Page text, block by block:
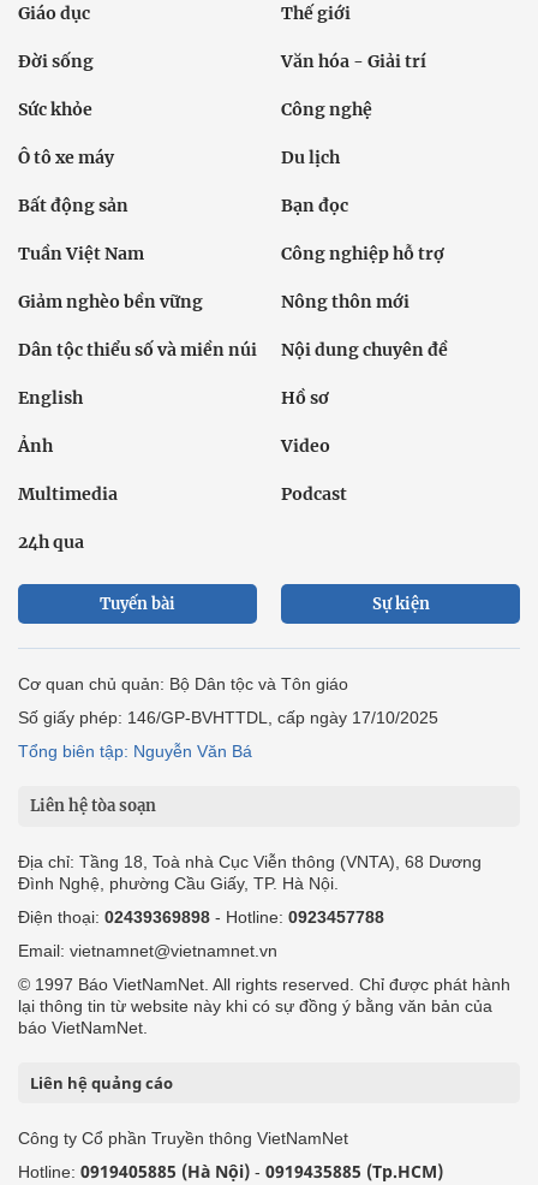
Giáo dục Thế giới
Đời sống Văn hóa - Giải trí
Sức khỏe Công nghệ
Ô tô xe máy Du lịch
Bất động sản Bạn đọc
Tuần Việt Nam Công nghiệp hỗ trợ
Giảm nghèo bền vững Nông thôn mới
Dân tộc thiểu số và miền núi Nội dung chuyên đề
English Hồ sơ
Ảnh Video
Multimedia Podcast
24h qua
Tuyến bài Sự kiện
Cơ quan chủ quản: Bộ Dân tộc và Tôn giáo
Số giấy phép: 146/GP-BVHTTDL, cấp ngày 17/10/2025
Tổng biên tập: Nguyễn Văn Bá
Liên hệ tòa soạn
Địa chỉ: Tầng 18, Toà nhà Cục Viễn thông (VNTA), 68 Dương
Đình Nghệ, phường Cầu Giấy, TP. Hà Nội.
Điện thoại: 02439369898 - Hotline: 0923457788
Email: vietnamnet@vietnamnet.vn
© 1997 Báo VietNamNet. All rights reserved. Chỉ được phát hành
lại thông tin từ website này khi có sự đồng ý bằng văn bản của
báo VietNamNet.
Liên hệ quảng cáo
Công ty Cổ phần Truyền thông VietNamNet
Hotline: 0919405885 (Hà Nội) - 0919435885 (Tp.HCM)